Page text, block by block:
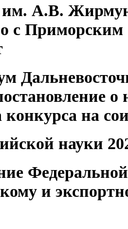
А.В.
с
о
конкурса на
науки
и